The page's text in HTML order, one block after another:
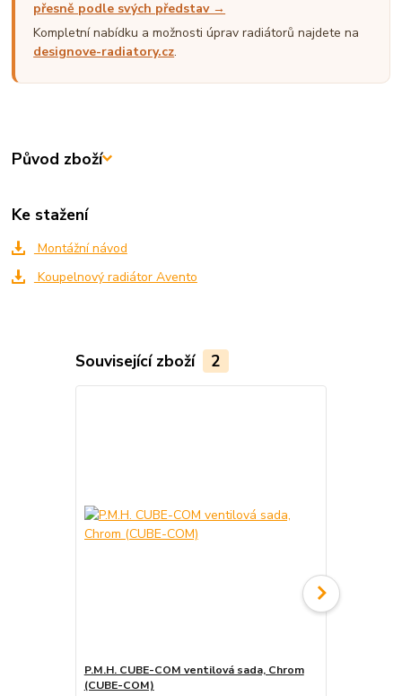
přesně podle svých představ →
Kompletní nabídku a možnosti úprav radiátorů najdete na
designove-radiatory.cz.
Původ zboží
Ke stažení
Montážní návod
Koupelnový radiátor Avento
Související zboží 2
P.M.H. CUBE-COM ventilová sada, Chrom
(CUBE-COM)